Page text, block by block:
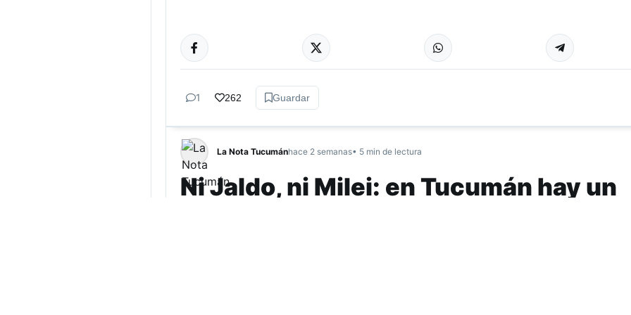
TUCUMÁN
1 262 Guardar
La Nota Tucumánhace 2 semanas• 5 min de lectura
Ni Jaldo, ni Milei: en Tucumán hay un